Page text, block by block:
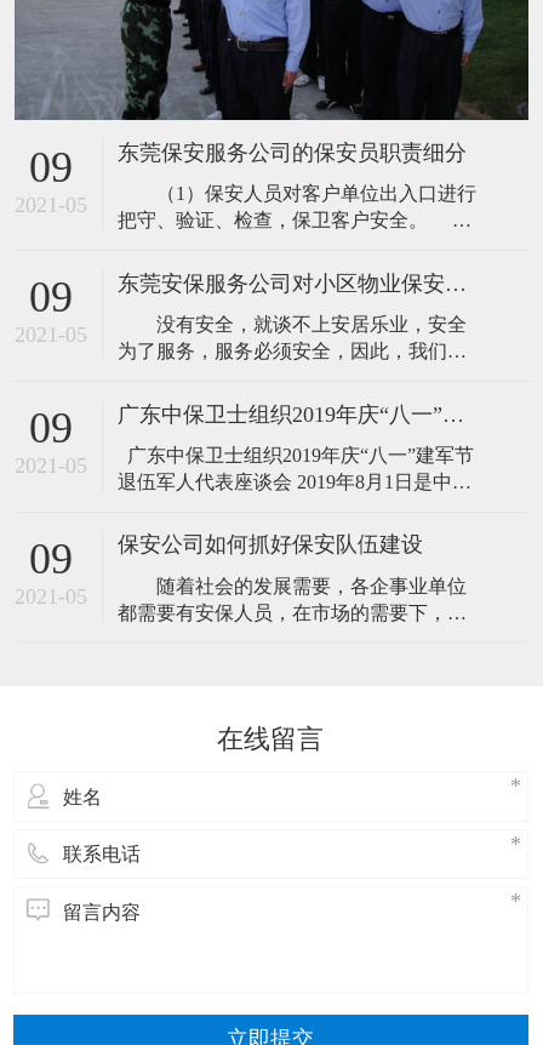
09
2021-05
东莞保安服务公司的保安员职责细分
（1）保安人员对客户单位出入口进行
把守、验证、检查，保卫客户安全。
止无关人员进入。 ②根据客户的要求
对出入的人员、车辆携带或装运的物品进
行查验，防止客户单位财物损失。 ③
指挥、疏导出入车辆，清理无关人员，维
09
2021-05
东莞安保服务公司对小区物业保安服务内容的讲解
没有安全，就谈不上安居乐业，安全
为了服务，服务必须安全，因此，我们将
重。根据具体项目、管理服务的特点，制
订科学、合理、严密的治安管理运行体
系，与当地派出所建立警企共建关系，并
商请“片区警官”兼任我安全管理部指导员，
及防范的方法
09
2021-05
广东中保卫士组织2019年庆“八一”建军节 退伍军人代表座谈会
退伍军人代表座谈会 2019年8月1日是中国
祝节日，弘扬我司拥军优属的优良传统，
召开“八一”座谈会。 总经理江总带来了他
09
2021-05
保安公司如何抓好保安队伍建设
随着社会的发展需要，各企事业单位
都需要有安保人员，在市场的需要下，各
中，保安公司要注意保安队伍建设与培
在线留言
立即提交